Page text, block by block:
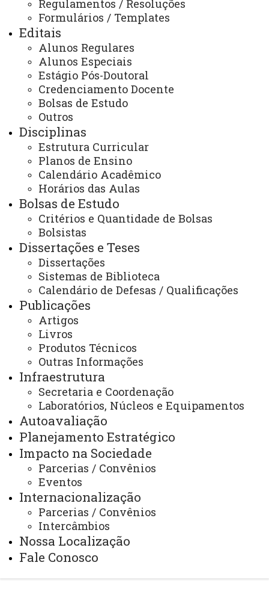
Regulamentos / Resoluções
Formulários / Templates
Editais
Alunos Regulares
Alunos Especiais
Estágio Pós-Doutoral
Credenciamento Docente
Bolsas de Estudo
Outros
Disciplinas
Estrutura Curricular
Planos de Ensino
Calendário Acadêmico
Horários das Aulas
Bolsas de Estudo
Critérios e Quantidade de Bolsas
Bolsistas
Dissertações e Teses
Dissertações
Sistemas de Biblioteca
Calendário de Defesas / Qualificações
Publicações
Artigos
Livros
Produtos Técnicos
Outras Informações
Infraestrutura
Secretaria e Coordenação
Laboratórios, Núcleos e Equipamentos
Autoavaliação
Planejamento Estratégico
Impacto na Sociedade
Parcerias / Convênios
Eventos
Internacionalização
Parcerias / Convênios
Intercâmbios
Nossa Localização
Fale Conosco
(45) 3284-5058
Horário de Atendimento:
08:00 às 12:00
13:30 às 17:30
E-mails:
rondon.proef@unioeste.br
Você está aqui:
PROEF - Pós-graduação em Educação Física -
Marechal Cândido Rondon
Programa
Projeto Pedagógico
ACESSE
Acesso Restrito (Editores do Portal)
Arquivo Virtual
Bibliotecas
Identidade Visual
Mapa do Site
Ouvidoria
Portal Office 365
Sistemas
Telefones
Webmail
Secretaria Geral
Gabinete Reitoria